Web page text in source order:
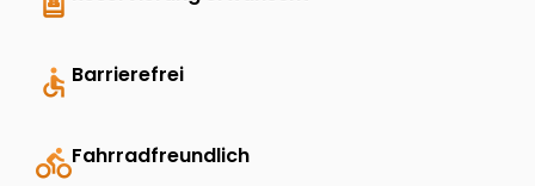
accessible Barrierefrei
directions_bikeFahrradfreundlich